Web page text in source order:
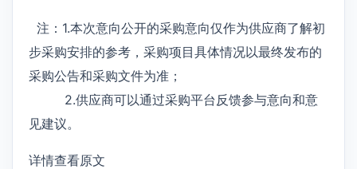
注：1.本次意向公开的采购意向仅作为供应商了解初
步采购安排的参考，采购项目具体情况以最终发布的
采购公告和采购文件为准；
2.供应商可以通过采购平台反馈参与意向和意
见建议。
详情查看原文